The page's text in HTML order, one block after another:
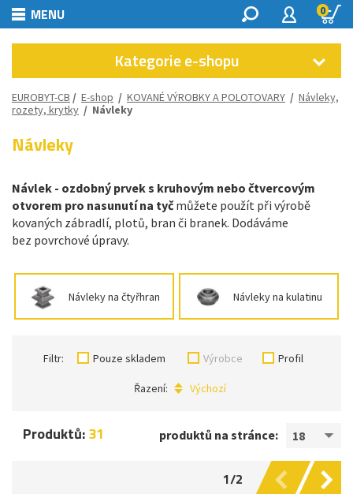
MENU 0
Kategorie e-shopu
EUROBYT-CB / E-shop / KOVANÉ VÝROBKY A POLOTOVARY / Návleky,
rozety, krytky / Návleky
Návleky
Návlek - ozdobný prvek s kruhovým nebo čtvercovým
otvorem pro nasunutí na tyčmůžete použít při výrobě
kovaných zábradlí, plotů, bran či branek. Dodáváme
bez povrchové úpravy.
Návleky na čtyřhran Návleky na kulatinu
Filtr: Pouze skladem Výrobce Profil
Řazení: Výchozí
produktů na stránce: 18
Produktů:31
1/2